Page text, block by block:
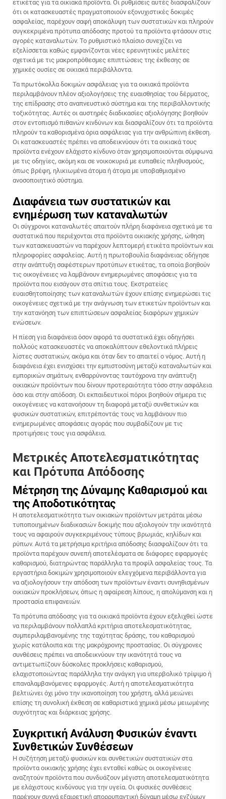
ετικέτας για τα οικιακά προϊόντα. Οι ρυθμίσεις αυτές διασφαλίζουν
ότι οι κατασκευαστές πραγματοποιούν εξονυχιστικές δοκιμές
ασφαλείας, παρέχουν σαφή αποκάλυψη των συστατικών και πληρούν
συγκεκριμένα πρότυπα απόδοσης προτού τα προϊόντα φτάσουν στις
αγορές καταναλωτών. Το ρυθμιστικό πλαίσιο συνεχίζει να
εξελίσσεται καθώς εμφανίζονται νέες ερευνητικές μελέτες
σχετικά με τις μακροπρόθεσμες επιπτώσεις της έκθεσης σε
χημικές ουσίες σε οικιακά περιβάλλοντα.
Τα πρωτόκολλα δοκιμών ασφάλειας για τα οικιακά προϊόντα
περιλαμβάνουν πλέον αξιολογήσεις της ευαισθησίας του δέρματος,
της επίδρασης στο αναπνευστικό σύστημα και της περιβαλλοντικής
τοξικότητας. Αυτές οι αυστηρές διαδικασίες αξιολόγησης βοηθούν
στον εντοπισμό πιθανών κινδύνων και διασφαλίζουν ότι τα προϊόντα
πληρούν τα καθορισμένα όρια ασφάλειας για την ανθρώπινη έκθεση.
Οι κατασκευαστές πρέπει να αποδεικνύουν ότι τα οικιακά τους
προϊόντα ενέχουν ελάχιστο κίνδυνο όταν χρησιμοποιούνται σύμφωνα
με τις οδηγίες, ακόμη και σε νοικοκυριά με ευπαθείς πληθυσμούς,
όπως βρέφη, ηλικιωμένα άτομα ή άτομα με υποβαθμισμένο
ανοσοποιητικό σύστημα.
Διαφάνεια των συστατικών και
ενημέρωση των καταναλωτών
Οι σύγχρονοι καταναλωτές απαιτούν πλήρη διαφάνεια σχετικά με τα
συστατικά που περιέχονται στα προϊόντα οικιακής χρήσης, ώθηση
των κατασκευαστών να παρέχουν λεπτομερή ετικέτα προϊόντων και
πληροφορίες ασφαλείας. Αυτή η πρωτοβουλία διαφάνειας οδήγησε
στην ανάπτυξη σαφέστερων προτύπων ετικέτας, τα οποία βοηθούν
τις οικογένειες να λαμβάνουν ενημερωμένες αποφάσεις για τα
προϊόντα που εισάγουν στα σπίτια τους. Εκστρατείες
ευαισθητοποίησης των καταναλωτών έχουν επίσης ενημερώσει τις
οικογένειες σχετικά με την ανάγνωση των ετικετών προϊόντων και
την κατανόηση των επιπτώσεων ασφαλείας διαφόρων χημικών
ενώσεων.
Η πίεση για διαφάνεια όσον αφορά τα συστατικά έχει οδηγήσει
πολλούς κατασκευαστές να αποκαλύπτουν εθελοντικά πλήρεις
λίστες συστατικών, ακόμα και όταν δεν το απαιτεί ο νόμος. Αυτή η
διαφάνεια έχει ενισχύσει την εμπιστοσύνη μεταξύ καταναλωτών και
εμπορικών σημάτων, ενθαρρύνοντας ταυτόχρονα την ανάπτυξη
οικιακών προϊόντων που δίνουν προτεραιότητα τόσο στην ασφάλεια
όσο και στην απόδοση. Οι εκπαιδευτικοί πόροι βοηθούν σήμερα τις
οικογένειες να κατανοήσουν τη διαφορά μεταξύ συνθετικών και
φυσικών συστατικών, επιτρέποντάς τους να λαμβάνουν πιο
ενημερωμένες αποφάσεις αγοράς που συμβαδίζουν με τις
προτιμήσεις τους για ασφάλεια.
Μετρικές Αποτελεσματικότητας
και Πρότυπα Απόδοσης
Μέτρηση της Δύναμης Καθαρισμού και
της Αποδοτικότητας
Η αποτελεσματικότητα των οικιακών προϊόντων μετράται μέσω
τυποποιημένων διαδικασιών δοκιμής που αξιολογούν την ικανότητά
τους να αφαιρούν συγκεκριμένους τύπους βρωμιάς, κηλίδων και
ρύπων. Αυτά τα μετρήσιμα κριτήρια απόδοσης διασφαλίζουν ότι τα
προϊόντα παρέχουν συνεπή αποτελέσματα σε διάφορες εφαρμογές
καθαρισμού, διατηρώντας παράλληλα τα προφίλ ασφαλείας τους. Τα
εργαστήρια δοκιμών χρησιμοποιούν ελεγχόμενα περιβάλλοντα για
να αξιολογήσουν την απόδοση των προϊόντων έναντι συνηθισμένων
οικιακών προκλήσεων, όπως η αφαίρεση λίπους, η απολύμανση και η
προστασία επιφανειών.
Τα πρότυπα απόδοσης για τα οικιακά προϊόντα έχουν εξελιχθεί ώστε
να περιλαμβάνουν πολλαπλά κριτήρια αποτελεσματικότητας,
συμπεριλαμβανομένης της ταχύτητας δράσης, του καθαρισμού
χωρίς κατάλοιπα και της μακρόχρονης προστασίας. Οι σύγχρονες
συνθέσεις πρέπει να αποδεικνύουν την ικανότητά τους να
αντιμετωπίζουν δύσκολες προκλήσεις καθαρισμού,
ελαχιστοποιώντας παράλληλα την ανάγκη για υπερβολικό τρίψιμο ή
επαναλαμβανόμενες εφαρμογές. Αυτή η αποτελεσματικότητα
βελτιώνει όχι μόνο την ικανοποίηση του χρήστη, αλλά μειώνει
επίσης τη συνολική έκθεση σε καθαριστικά χημικά μέσω μειωμένης
συχνότητας και διάρκειας χρήσης.
Συγκριτική Ανάλυση Φυσικών έναντι
Συνθετικών Συνθέσεων
Η συζήτηση μεταξύ φυσικών και συνθετικών συστατικών στα
προϊόντα οικιακής χρήσης έχει ενταθεί καθώς οι οικογένειες
αναζητούν προϊόντα που συνδυάζουν μέγιστη αποτελεσματικότητα
με ελάχιστους κινδύνους για την υγεία. Οι φυσικές συνθέσεις
παρέχουν συχνά εξαιρετική απορρυπαντική δύναμη μέσω ενζύμων